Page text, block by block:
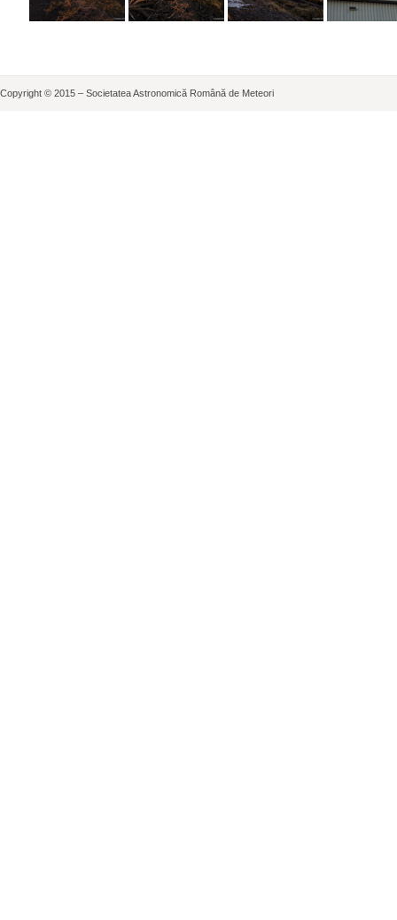
Copyright © 2015 – Societatea Astronomică Română de Meteori